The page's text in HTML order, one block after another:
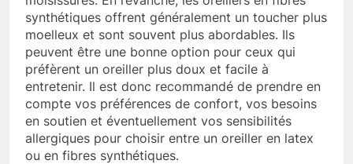
synthétiques offrent généralement un toucher plus
moelleux et sont souvent plus abordables. Ils
peuvent être une bonne option pour ceux qui
préfèrent un oreiller plus doux et facile à
entretenir. Il est donc recommandé de prendre en
compte vos préférences de confort, vos besoins
en soutien et éventuellement vos sensibilités
allergiques pour choisir entre un oreiller en latex
ou en fibres synthétiques.